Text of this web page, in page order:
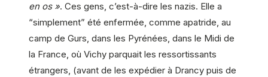
en os ». Ces gens, c’est-à-dire les nazis. Elle a
“simplement” été enfermée, comme apatride, au
camp de Gurs, dans les Pyrénées, dans le Midi de
la France, où Vichy parquait les ressortissants
étrangers, (avant de les expédier à Drancy puis de